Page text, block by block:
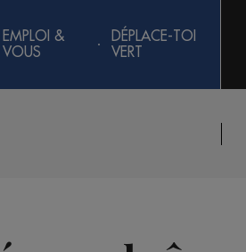
EMPLOI &
VOUS
DÉPLACE-TOI
VERT